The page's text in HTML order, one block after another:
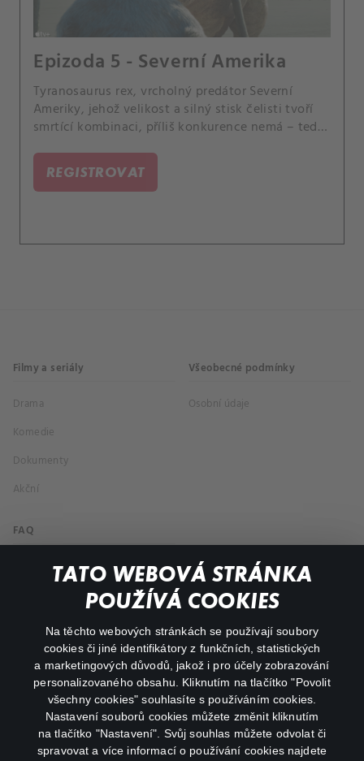
TATO WEBOVÁ STRÁNKA
POUŽÍVÁ COOKIES
Na těchto webových stránkách se používají soubory
cookies či jiné identifikátory z funkčních, statistických
a marketingových důvodů, jakož i pro účely zobrazování
personalizovaného obsahu. Kliknutím na tlačítko "Povolit
všechny cookies" souhlasíte s používáním cookies.
Nastavení souborů cookies můžete změnit kliknutím
na tlačítko "Nastavení". Svůj souhlas můžete odvolat či
spravovat a více informací o používání cookies najdete
Epizoda 5 - Severní Amerika
Tyranosaurus rex, vrcholný predátor Severní
Ameriky, jehož velikost a silný stisk čelisti tvoří
smrtící kombinaci, příliš konkurence nemá – tedy
REGISTROVAT
Filmy a seriály
Drama
Komedie
Dokumenty
Akční
Všeobecné podmínky
Osobní údaje
FAQ
Můj účet
Důležité odkazy
facebookinstagram
youtube